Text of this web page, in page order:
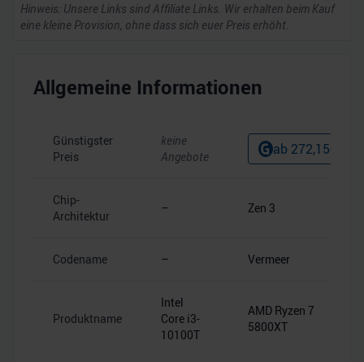
Hinweis: Unsere Links sind Affiliate Links. Wir erhalten beim Kauf
eine kleine Provision, ohne dass sich euer Preis erhöht.
Allgemeine Informationen
Günstigster
Preis
keine
Angebote
ab 272,15€
Chip-
Architektur
– Zen 3
Codename – Vermeer
Produktname
Intel
Core i3-
10100T
AMD Ryzen 7
5800XT